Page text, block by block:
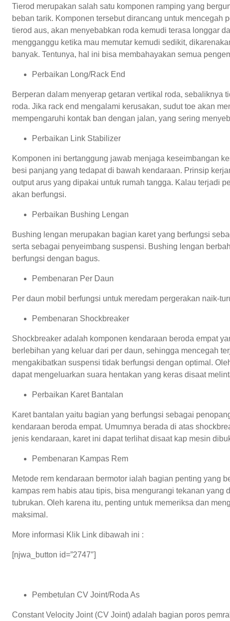
Tierod merupakan salah satu komponen ramping yang
beban tarik. Komponen tersebut dirancang untuk mencegah
tierod aus, akan menyebabkan roda kemudi terasa longgar
mengganggu ketika mau memutar kemudi sedikit,
banyak. Tentunya, hal ini bisa membahayakan semua
Perbaikan Long/Rack End
Berperan dalam menyerap getaran vertikal roda, sebaliknya
roda. Jika rack end mengalami kerusakan, sudut toe akan
mempengaruhi kontak ban dengan jalan, yang sering
Perbaikan Link Stabilizer
Komponen ini bertanggung jawab menjaga keseimbangan
besi panjang yang tedapat di bawah kendaraan. Prinsip
output arus yang dipakai untuk rumah tangga. Kalau terjadi
akan berfungsi.
Perbaikan Bushing Lengan
Bushing lengan merupakan bagian karet yang berfungsi
serta sebagai penyeimbang suspensi. Bushing lengan
berfungsi dengan bagus.
Pembenaran Per Daun
Per daun mobil berfungsi untuk meredam pergerakan naik-
Pembenaran Shockbreaker
Shockbreaker adalah komponen kendaraan beroda empat
berlebihan yang keluar dari per daun, sehingga mencegah
mengakibatkan suspensi tidak berfungsi dengan optimal.
dapat mengeluarkan suara hentakan yang keras disaat
Perbaikan Karet Bantalan
Karet bantalan yaitu bagian yang berfungsi sebagai
kendaraan beroda empat. Umumnya berada di atas
jenis kendaraan, karet ini dapat terlihat disaat kap mesin
Pembenaran Kampas Rem
Metode rem kendaraan bermotor ialah bagian penting yang
kampas rem habis atau tipis, bisa mengurangi tekanan
tubrukan. Oleh karena itu, penting untuk memeriksa dan
maksimal.
More informasi Klik Link dibawah ini :
[njwa_button id=”2747″]
Pembetulan CV Joint/Roda As
Constant Velocity Joint (CV Joint) adalah bagian poros